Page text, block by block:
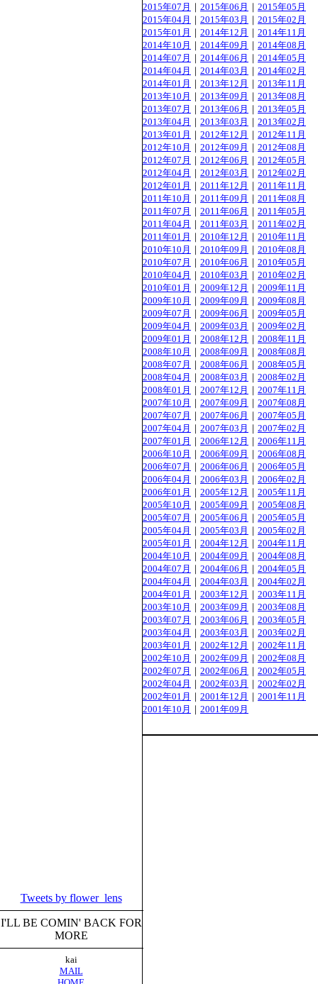
Tweets by flower_lens
I'LL BE COMIN' BACK FOR
MORE
kai
MAIL
2015年07月 ｜ 2015年06月 ｜ 2015年05月
2015年04月 ｜ 2015年03月 ｜ 2015年02月
2015年01月 ｜ 2014年12月 ｜ 2014年11月
2014年10月 ｜ 2014年09月 ｜ 2014年08月
2014年07月 ｜ 2014年06月 ｜ 2014年05月
2014年04月 ｜ 2014年03月 ｜ 2014年02月
2014年01月 ｜ 2013年12月 ｜ 2013年11月
2013年10月 ｜ 2013年09月 ｜ 2013年08月
2013年07月 ｜ 2013年06月 ｜ 2013年05月
2013年04月 ｜ 2013年03月 ｜ 2013年02月
2013年01月 ｜ 2012年12月 ｜ 2012年11月
2012年10月 ｜ 2012年09月 ｜ 2012年08月
2012年07月 ｜ 2012年06月 ｜ 2012年05月
2012年04月 ｜ 2012年03月 ｜ 2012年02月
2012年01月 ｜ 2011年12月 ｜ 2011年11月
2011年10月 ｜ 2011年09月 ｜ 2011年08月
2011年07月 ｜ 2011年06月 ｜ 2011年05月
2011年04月 ｜ 2011年03月 ｜ 2011年02月
2011年01月 ｜ 2010年12月 ｜ 2010年11月
2010年10月 ｜ 2010年09月 ｜ 2010年08月
2010年07月 ｜ 2010年06月 ｜ 2010年05月
2010年04月 ｜ 2010年03月 ｜ 2010年02月
2010年01月 ｜ 2009年12月 ｜ 2009年11月
2009年10月 ｜ 2009年09月 ｜ 2009年08月
2009年07月 ｜ 2009年06月 ｜ 2009年05月
2009年04月 ｜ 2009年03月 ｜ 2009年02月
2009年01月 ｜ 2008年12月 ｜ 2008年11月
2008年10月 ｜ 2008年09月 ｜ 2008年08月
2008年07月 ｜ 2008年06月 ｜ 2008年05月
2008年04月 ｜ 2008年03月 ｜ 2008年02月
2008年01月 ｜ 2007年12月 ｜ 2007年11月
2007年10月 ｜ 2007年09月 ｜ 2007年08月
2007年07月 ｜ 2007年06月 ｜ 2007年05月
2007年04月 ｜ 2007年03月 ｜ 2007年02月
2007年01月 ｜ 2006年12月 ｜ 2006年11月
2006年10月 ｜ 2006年09月 ｜ 2006年08月
2006年07月 ｜ 2006年06月 ｜ 2006年05月
2006年04月 ｜ 2006年03月 ｜ 2006年02月
2006年01月 ｜ 2005年12月 ｜ 2005年11月
2005年10月 ｜ 2005年09月 ｜ 2005年08月
2005年07月 ｜ 2005年06月 ｜ 2005年05月
2005年04月 ｜ 2005年03月 ｜ 2005年02月
2005年01月 ｜ 2004年12月 ｜ 2004年11月
2004年10月 ｜ 2004年09月 ｜ 2004年08月
2004年07月 ｜ 2004年06月 ｜ 2004年05月
2004年04月 ｜ 2004年03月 ｜ 2004年02月
2004年01月 ｜ 2003年12月 ｜ 2003年11月
2003年10月 ｜ 2003年09月 ｜ 2003年08月
2003年07月 ｜ 2003年06月 ｜ 2003年05月
2003年04月 ｜ 2003年03月 ｜ 2003年02月
2003年01月 ｜ 2002年12月 ｜ 2002年11月
2002年10月 ｜ 2002年09月 ｜ 2002年08月
2002年07月 ｜ 2002年06月 ｜ 2002年05月
2002年04月 ｜ 2002年03月 ｜ 2002年02月
2002年01月 ｜ 2001年12月 ｜ 2001年11月
2001年10月 ｜ 2001年09月